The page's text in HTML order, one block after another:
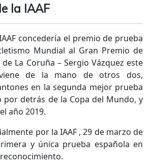
la IAAF
concedería el premio de prueba
Mundial al Gran Premio de
La Coruña – Sergio Vázquez este
viene de la mano de otros dos,
en la segunda mejor prueba
por detrás de la Copa del Mundo, y
año 2019.
por la IAAF , 29 de marzo de
y única prueba española en